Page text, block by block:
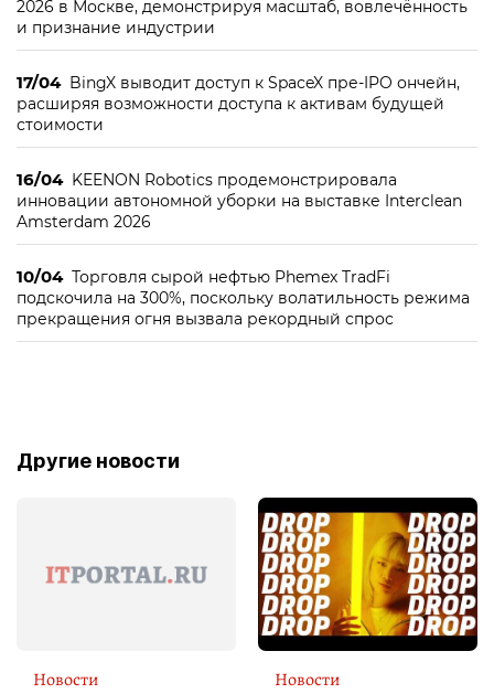
2026 в Москве, демонстрируя масштаб, вовлечённость
и признание индустрии
17/04 BingX выводит доступ к SpaceX пре-IPO ончейн,
расширяя возможности доступа к активам будущей
стоимости
16/04 KEENON Robotics продемонстрировала
инновации автономной уборки на выставке Interclean
Amsterdam 2026
10/04 Торговля сырой нефтью Phemex TradFi
подскочила на 300%, поскольку волатильность режима
прекращения огня вызвала рекордный спрос
Другие новости
Новости Новости